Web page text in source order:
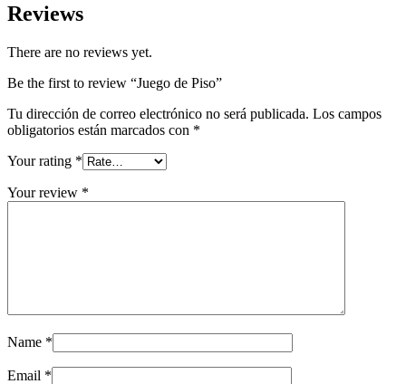
Reviews
There are no reviews yet.
Be the first to review “Juego de Piso”
Tu dirección de correo electrónico no será publicada. Los campos
obligatorios están marcados con *
Your rating *
Your review *
Name *
Email *